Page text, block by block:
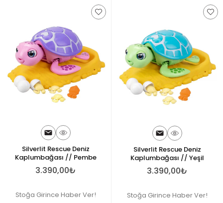
Silverlit Rescue Deniz
Kaplumbağası // Pembe
3.390,00₺
Stoğa Girince Haber Ver!
Silverlit Rescue Deniz
Kaplumbağası // Yeşil
3.390,00₺
Stoğa Girince Haber Ver!